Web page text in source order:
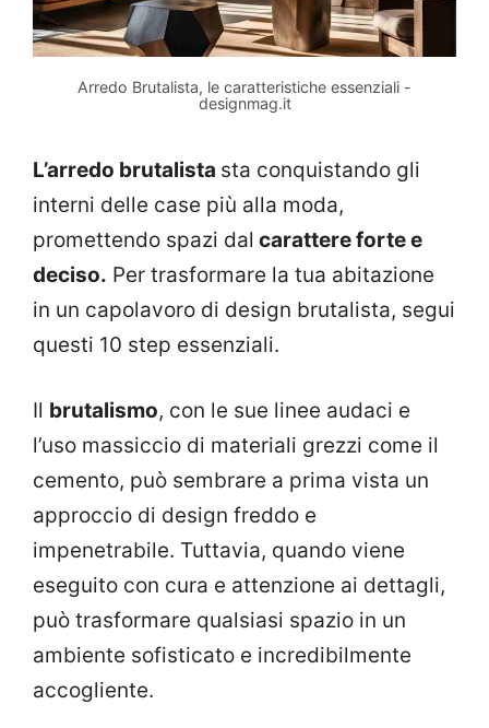
Arredo Brutalista, le caratteristiche essenziali -
designmag.it
L’arredo brutalista sta conquistando gli
interni delle case più alla moda,
promettendo spazi dal carattere forte e
deciso. Per trasformare la tua abitazione
in un capolavoro di design brutalista, segui
questi 10 step essenziali.
Il brutalismo, con le sue linee audaci e
l’uso massiccio di materiali grezzi come il
cemento, può sembrare a prima vista un
approccio di design freddo e
impenetrabile. Tuttavia, quando viene
eseguito con cura e attenzione ai dettagli,
può trasformare qualsiasi spazio in un
ambiente sofisticato e incredibilmente
accogliente.